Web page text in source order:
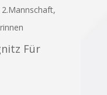
,
Für